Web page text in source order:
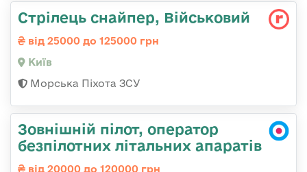
Стрілець снайпер, Військовий
від 25000 до 125000 грн
Київ
Морська Піхота ЗСУ
Зовнішній пілот, оператор
безпілотних літальних апаратів
від 20000 до 120000 грн